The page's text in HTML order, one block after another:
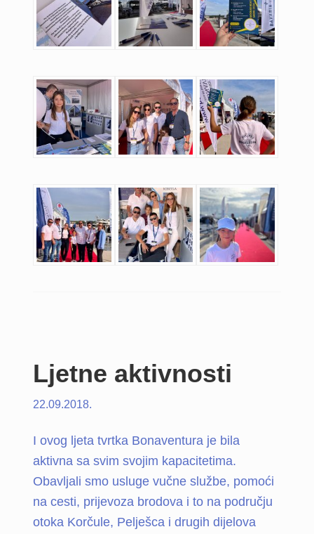
Ljetne aktivnosti
22.09.2018.
I ovog ljeta tvrtka Bonaventura je bila
aktivna sa svim svojim kapacitetima.
Obavljali smo usluge vučne službe, pomoći
na cesti, prijevoza brodova i to na području
otoka Korčule, Pelješca i drugih dijelova